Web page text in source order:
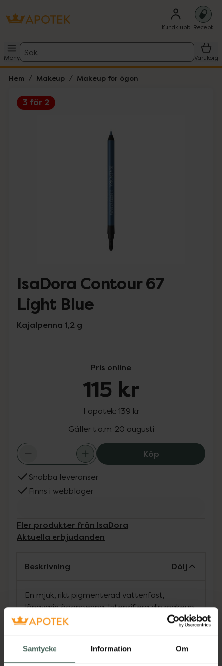
Samtycke Information Om
Kundklubb Recept
Meny
Sök
Varukorg
Hem Makeup Makeup för ögon
3 för 2
Lista: . Innehåller 6 objekt.
IsaDora Contour 67
Light Blue
Kajalpenna 1,2 g
Pris online
115 kr
I apotek: 139 kr
Gäller t.o.m. 20 augusti
KöpIsaDora
Snabba leveranser
Finns i webblager
Fler produkter från IsaDora
Aktuella erbjudanden
Beskrivning Dölj
En mjuk, rikt pigmenterad vattenfast,
långvarig ögonpenna. Intensifiera din makeup
med denna rikt pigmenterade ögonpenna
och låter färgen glida på utan ansträngning